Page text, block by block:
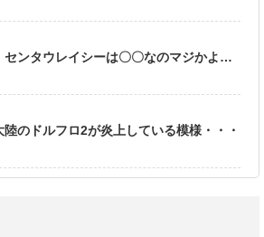
センタウレイシーは〇〇なのマジかよ…
陸のドルフロ2が炎上している模様・・・